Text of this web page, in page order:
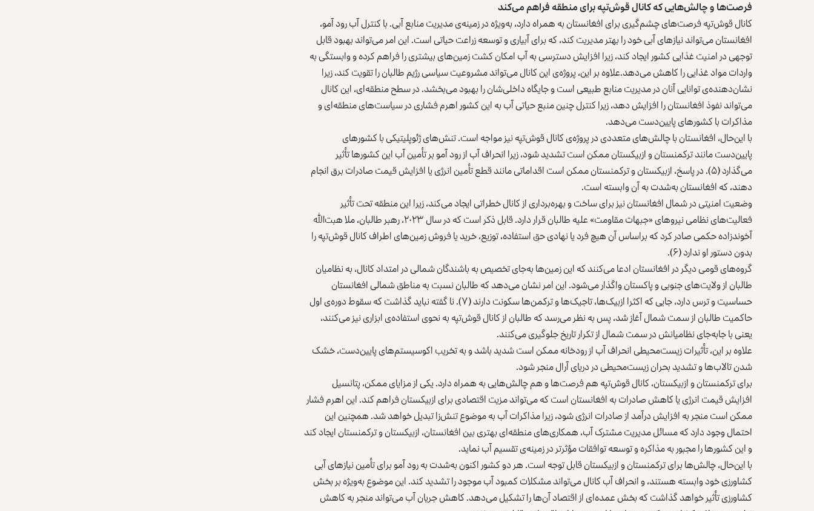
فرصت‌ها و چالش‌هایی که کانال قوش‌تپه برای منطقه فراهم می‌کند
کانال قوش‌تپه فرصت‌های چشم‌گیری برای افغانستان به همراه دارد، به‌ویژه در زمینه‌ی مدیریت منابع آبی. با کنترل آب رود آمو،
افغانستان می‌تواند نیازهای آبی خود را بهتر مدیریت کند، که برای آبیاری و توسعه زراعت حیاتی است. این امر می‌تواند بهبود قابل
توجهی در امنیت غذایی کشور ایجاد کند، زیرا افزایش دسترسی به آب امکان کشت زمین‌های بیشتری را فراهم کرده و وابستگی به
واردات مواد غذایی را کاهش می‌دهد.علاوه بر این، پروژه‌ی این کانال می‌تواند مشروعیت سیاسی رژیم طالبان را تقویت کند، زیرا
نشان‌دهنده‌ی توانایی آنان در مدیریت منابع طبیعی است و جایگاه داخلی‌شان را بهبود می‌بخشد. در سطح منطقه‌ای، این کانال
می‌تواند نفوذ افغانستان را افزایش دهد، زیرا کنترل چنین منبع حیاتی آب به این کشور اهرم فشاری در سیاست‌های منطقه‌ای و
مذاکرات با کشورهای پایین‌دست می‌دهد.
با این‌حال، افغانستان با چالش‌های متعددی در پروژه‌ی کانال قوش‌تپه نیز مواجه است. تنش‌های ژئوپلیتیکی با کشورهای
پایین‌دست مانند ترکمنستان و ازبیکستان ممکن است تشدید شود، زیرا انحراف آب از رود آمو بر تأمین آب این کشورها تأثیر
می‌گذارد (۵). در پاسخ، ازبیکستان و ترکمنستان ممکن است اقداماتی مانند قطع تأمین انرژی یا افزایش قیمت صادرات برق انجام
دهند، که افغانستان به‌شدت به آن وابسته است.
وضعیت امنیتی در شمال افغانستان نیز برای ساخت و بهره‌برداری از کانال خطراتی ایجاد می‌کند، زیرا این منطقه تحت تأثیر
فعالیت‌های نظامی نیروهای «جبهات مقاومت» علیه طالبان قرار دارد. قابل ذکر است که در سال ۲۰۲۳، رهبر طالبان، ملا هبت‌الله
آخوندزاده حکمی صادر کرد که براساس آن هیچ فرد یا نهادی حق استفاده، توزیع، خرید یا فروش زمین‌های اطراف کانال قوش‌تپه را
بدون دستور او ندارد (۶).
گروه‌های قومی دیگر در افغانستان ادعا می‌کنند که این زمین‌ها به‌جای تخصیص به باشندگان شمالی در امتداد کانال، به نظامیان
طالبان از ولایت‌های جنوبی و پاکستان واگذار می‌شود. این امر نشان می‌دهد که طالبان نسبت به مناطق شمالی افغانستان
حساسیت و ترس دارد، جایی که اکثرا ازبیک‌ها، تاجیک‌ها و ترکمن‌ها سکونت دارند (۷). نا گفته نباید گذاشت که سقوط دوره‌ی اول
حاکمیت طالبان از سمت شمال آغاز شد، پس به نظر می‌رسد که طالبان از کانال قوش‌تپه به نحوی استفاده‌ی ابزاری نیز می‌کنند،
یعنی با جابه‌جای نظامیانش در سمت شمال از تکرار تاریخ جلوگیری می‌کنند.
علاوه بر این، تأثیرات زیست‌محیطی انحراف آب از رودخانه ممکن است شدید باشد و به تخریب اکوسیستم‌های پایین‌دست، خشک
شدن تالاب‌ها و تشدید بحران زیست‌محیطی در دریای آرال منجر شود.
برای ترکمنستان و ازبیکستان، کانال قوش‌تپه هم فرصت‌ها و هم چالش‌هایی به همراه دارد. یکی از مزایای ممکن، پتانسیل
افزایش قیمت انرژی یا کاهش صادرات به افغانستان است که می‌تواند مزیت اقتصادی برای ازبیکستان فراهم کند. این اهرم فشار
ممکن است منجر به افزایش درآمد از صادرات انرژی شود، زیرا مذاکرات آب به موضوع تنش‌زا تبدیل خواهد شد. همچنین این
احتمال وجود دارد که مسائل مدیریت مشترک آب، همکاری‌های منطقه‌ای بهتری بین افغانستان، ازبیکستان و ترکمنستان ایجاد کند
و این کشورها را مجبور به مذاکره و توسعه توافقات مؤثرتر در زمینه‌ی تقسیم آب نماید.
با این‌حال، چالش‌ها برای ترکمنستان و ازبیکستان قابل توجه است. هر دو کشور اکنون به‌شدت به رود آمو برای تأمین نیازهای آبی
کشاورزی خود وابسته هستند، و انحراف آب کانال می‌تواند مشکلات کمبود آب موجود را تشدید کند. این موضوع به‌ویژه بر بخش
کشاورزی تأثیر خواهد گذاشت که بخش عمده‌ای از اقتصاد آن‌ها را تشکیل می‌دهد. کاهش جریان آب می‌تواند منجر به کاهش